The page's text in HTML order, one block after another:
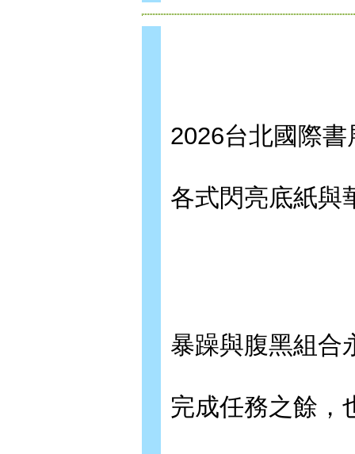
2026台北國際
各式閃亮底紙與
暴躁與腹黑組合
完成任務之餘，